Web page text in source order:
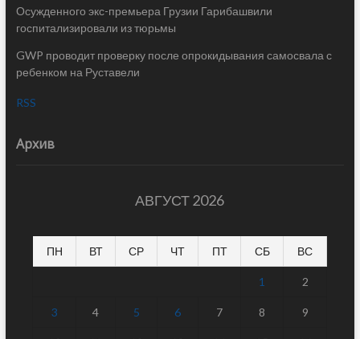
Осужденного экс-премьера Грузии Гарибашвили
госпитализировали из тюрьмы
GWP проводит проверку после опрокидывания самосвала с
ребенком на Руставели
RSS
Архив
АВГУСТ 2026
ПН ВТ СР ЧТ ПТ СБ ВС
1 2
3 4 5 6 7 8 9